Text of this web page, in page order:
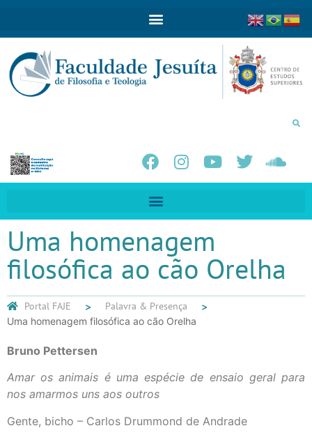
Uma homenagem
filosófica ao cão Orelha
Portal FAJE Palavra & Presença
Uma homenagem filosófica ao cão Orelha
Bruno Pettersen
Amar os animais é uma espécie de ensaio geral para
nos amarmos uns aos outros
Gente, bicho – Carlos Drummond de Andrade